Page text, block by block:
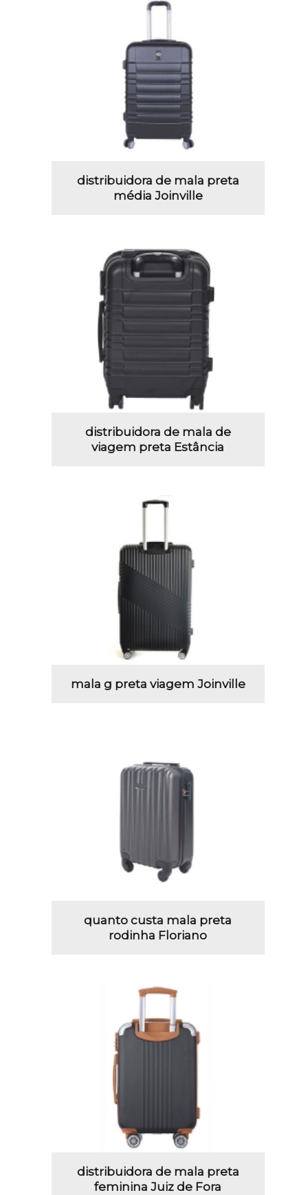
distribuidora de mala preta
média Joinville
distribuidora de mala de
viagem preta Estância
mala g preta viagem Joinville
quanto custa mala preta
rodinha Floriano
distribuidora de mala preta
feminina Juiz de Fora